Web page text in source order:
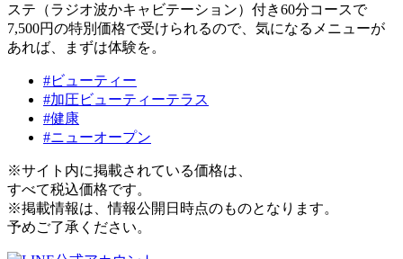
ステ（ラジオ波かキャビテーション）付き60分コースで
7,500円の特別価格で受けられるので、気になるメニューが
あれば、まずは体験を。
#ビューティー
#加圧ビューティーテラス
#健康
#ニューオープン
※サイト内に掲載されている価格は、
すべて税込価格です。
※掲載情報は、情報公開日時点のものとなります。
予めご了承ください。